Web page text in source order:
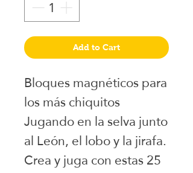
Add to Cart
Bloques magnéticos para
los más chiquitos
Jugando en la selva junto
al León, el lobo y la jirafa.
Crea y juga con estas 25